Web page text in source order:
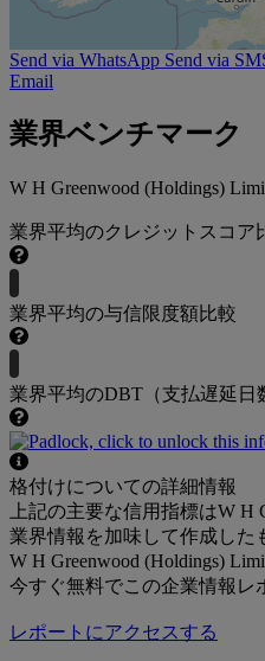
Send via WhatsApp Send via
Email
業界ベンチマーク
W H Greenwood (Holdings)
業界平均のクレジットスコア
業界平均の与信限度額比較
業界平均のDBT（支払遅延日
格付けについての詳細情報
上記の主要な信用指標はW H
業界情報を加味して作成した
W H Greenwood (Holdings)
今すぐ無料でこの企業情報レ
レポートにアクセスする